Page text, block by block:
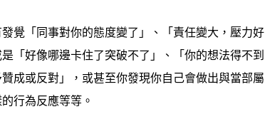
覺「同事對你的態度變了」、「責任變大，壓力好
「好像哪邊卡住了突破不了」、「你的想法得不到
贊成或反對」，或甚至你發現你自己會做出與當部屬
行為反應等等。